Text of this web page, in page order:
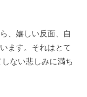
、嬉しい反面、自
ます。それはとて
ない悲しみに満ち